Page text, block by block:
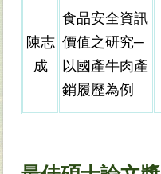
陳志
成
食品安全資訊
價值之研究─
以國產牛肉產
銷履歷為例